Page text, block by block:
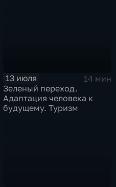
13 июля
14 мин
Зеленый переход.
Адаптация человека к
будущему. Туризм